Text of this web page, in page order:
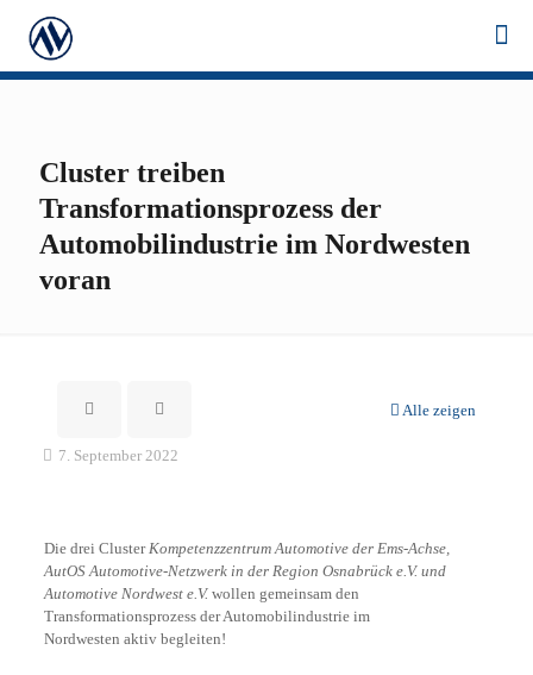
Cluster treiben
Transformationsprozess der
Automobilindustrie im Nordwesten
voran
Alle zeigen
7. September 2022
Die drei ClusterKompetenzzentrum Automotive der Ems-Achse,
AutOSAutomotive-Netzwerk in der Region Osnabrück e.V. und
Automotive Nordwest e.V.wollen gemeinsam den
Transformationsprozess der Automobilindustrie im
Nordwesten aktiv begleiten!